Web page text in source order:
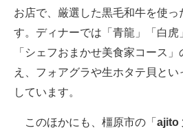
お店で、厳選した黒毛和牛を使っ
す。ディナーでは「青龍」「白虎
「シェフおまかせ美食家コース
え、フォアグラや生ホタテ貝と
しています。
このほかにも、橿原市の「 ajito